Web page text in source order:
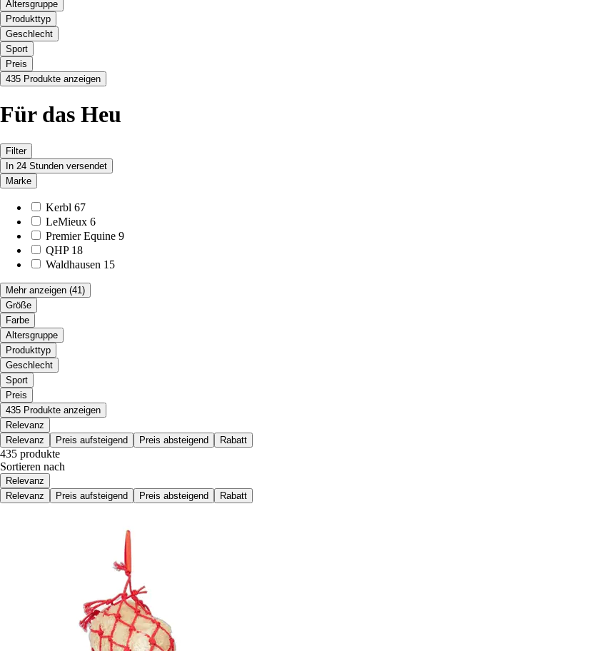
Altersgruppe
Produkttyp
Geschlecht
Sport
Preis
435 Produkte anzeigen
Für das Heu
Filter
In 24 Stunden versendet
Marke
Kerbl 67
LeMieux 6
Premier Equine 9
QHP 18
Waldhausen 15
Mehr anzeigen (41)
Größe
Farbe
Altersgruppe
Produkttyp
Geschlecht
Sport
Preis
435 Produkte anzeigen
Relevanz
Relevanz
Preis aufsteigend Preis absteigend Rabatt
435 produkte
Sortieren nach
Relevanz
Relevanz
Preis aufsteigend Preis absteigend Rabatt